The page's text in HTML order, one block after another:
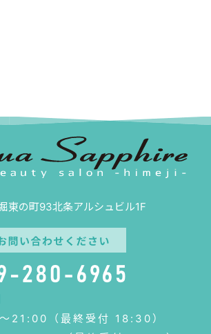
東の町93北条アルシュビル1F
21:00（最終受付 18:30）